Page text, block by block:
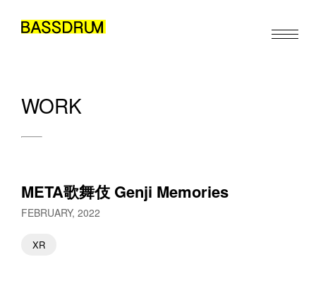
ABOUT
MEMBERS
NEWS/EVENTS
CONTACT
WORK
META歌舞伎 Genji Memories
FEBRUARY, 2022
XR